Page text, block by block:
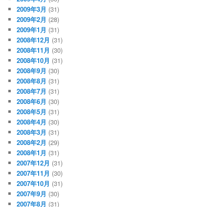
2009年3月 (31)
2009年2月 (28)
2009年1月 (31)
2008年12月 (31)
2008年11月 (30)
2008年10月 (31)
2008年9月 (30)
2008年8月 (31)
2008年7月 (31)
2008年6月 (30)
2008年5月 (31)
2008年4月 (30)
2008年3月 (31)
2008年2月 (29)
2008年1月 (31)
2007年12月 (31)
2007年11月 (30)
2007年10月 (31)
2007年9月 (30)
2007年8月 (31)